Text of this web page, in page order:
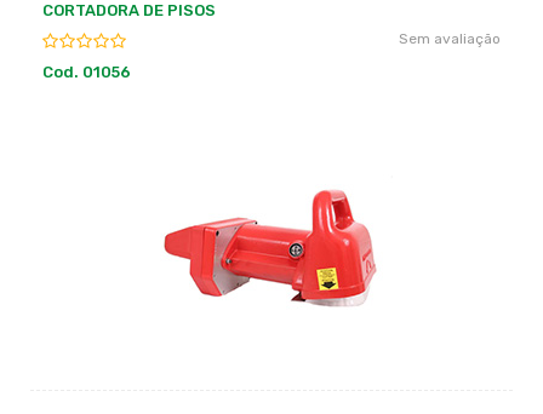
CORTADORA DE PISOS
Sem avaliação
Cod. 01056